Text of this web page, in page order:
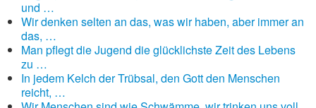
und …
Wir denken selten an das, was wir haben, aber immer an
das, …
Man pflegt die Jugend die glücklichste Zeit des Lebens
zu …
In jedem Kelch der Trübsal, den Gott den Menschen
reicht, …